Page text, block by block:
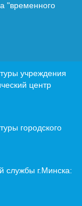
"временного
учреждения
центр
городского
службы г.Минска: